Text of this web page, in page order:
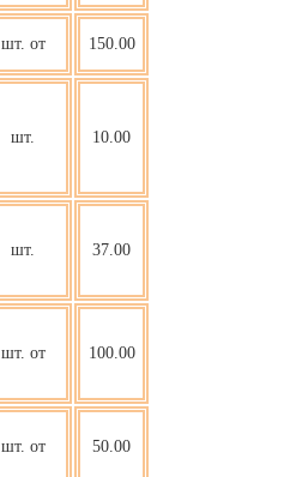
шт. от 150.00
шт. 10.00
шт. 37.00
шт. от 100.00
шт. от 50.00